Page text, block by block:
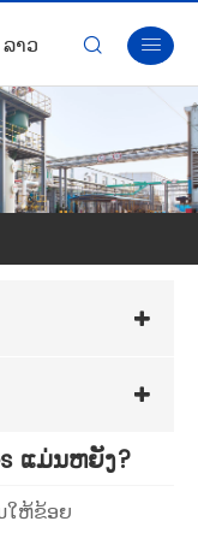
ລາວ  
ແມ່ນຫຍັງ?
ໃຫ້ຂ້ອຍ